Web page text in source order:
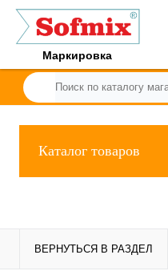
Маркировка
Каталог товаров
ВЕРНУТЬСЯ В РАЗДЕЛ